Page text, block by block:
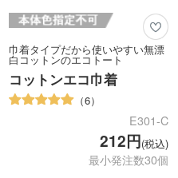
巾着タイプだから使いやすい無漂
白コットンのエコトート
コットンエコ巾着
6
E301-C
212円(税込)
最小発注数30個